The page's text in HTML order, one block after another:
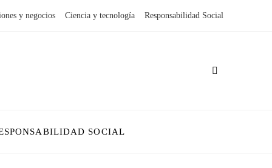
y negocios Ciencia y tecnología Responsabilidad Social
SOCIAL